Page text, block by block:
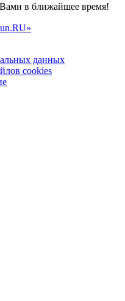
в ближайшее время!
данных
cookies